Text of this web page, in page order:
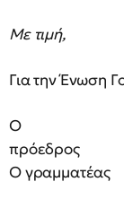
Με τιμή,
Για την Ένωση
Ο
Ο γραμματέας